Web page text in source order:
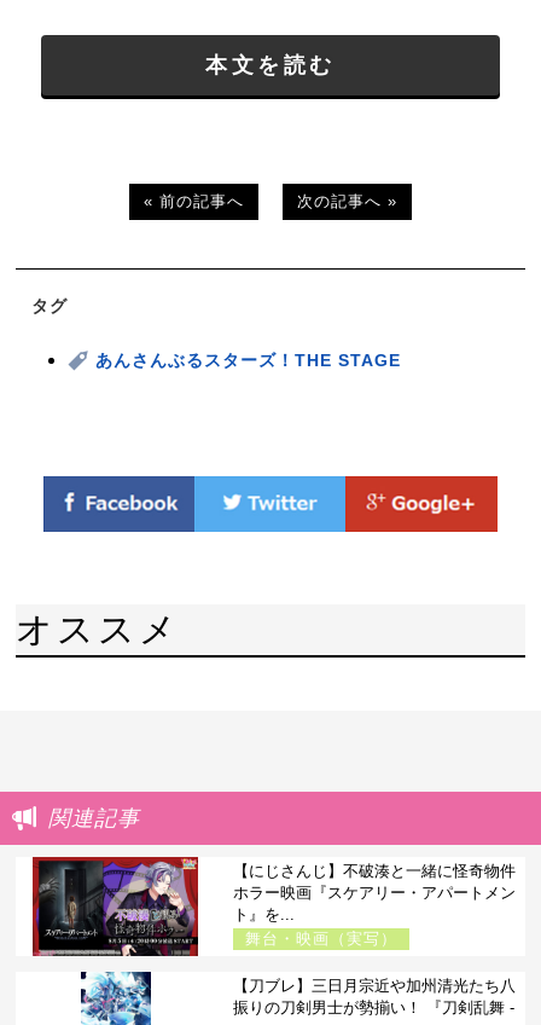
本文を読む
« 前の記事へ 次の記事へ »
タグ
あんさんぶるスターズ！THE STAGE
オススメ
関連記事
【にじさんじ】不破湊と一緒に怪奇物件
ホラー映画『スケアリー・アパートメン
ト』を...
舞台・映画（実写）
【刀ブレ】三日月宗近や加州清光たち八
振りの刀剣男士が勢揃い！ 『刀剣乱舞 -